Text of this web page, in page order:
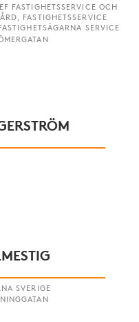
FASTIGHETSSERVICE OCH
FASTIGHETSSERVICE
SERVICE
SVERIGE